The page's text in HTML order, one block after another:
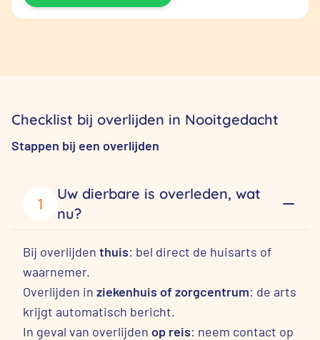
Checklist bij overlijden in Nooitgedacht
Stappen bij een overlijden
1
Uw dierbare is overleden, wat
nu?
Bij overlijden thuis: bel direct de huisarts of
waarnemer.
Overlijden in ziekenhuis of zorgcentrum: de arts
krijgt automatisch bericht.
In geval van overlijden op reis: neem contact op